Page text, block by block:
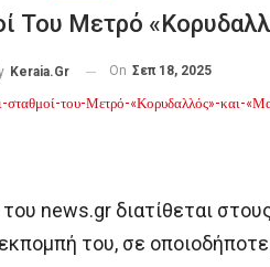
Του Μετρό
Keraia.gr On Σεπ 18, 2025
news.gr διατίθεται
του, σε